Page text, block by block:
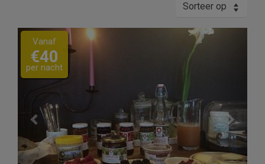
Sorteer op
Previous
Vanaf
€40
per nacht